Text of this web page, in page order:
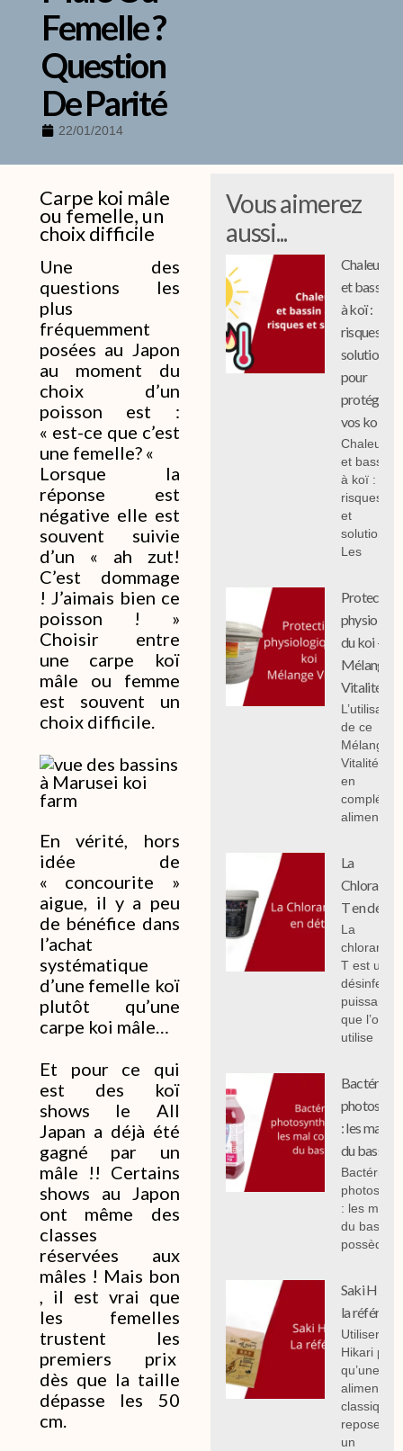
Femelle ?
Question
De Parité
22/01/2014
Carpe koi mâle
ou femelle, un
choix difficile
Une des
questions les
plus
fréquemment
posées au Japon
au moment du
choix d’un
poisson est :
« est-ce que c’est
une femelle? «
Lorsque la
réponse est
négative elle est
souvent suivie
d’un « ah zut!
C’est dommage
! J’aimais bien ce
poisson ! »
Choisir entre
une carpe koï
mâle ou femme
est souvent un
choix difficile.
En vérité, hors
idée de
« concourite »
aigue, il y a peu
de bénéfice dans
l’achat
systématique
d’une femelle koï
plutôt qu’une
carpe koi mâle…
Et pour ce qui
est des koï
shows le All
Japan a déjà été
gagné par un
mâle !! Certains
shows au Japon
ont même des
classes
réservées aux
mâles ! Mais bon
, il est vrai que
les femelles
trustent les
premiers prix
dès que la taille
dépasse les 50
cm.
Vous aimerez
aussi...
Chaleur
et bassin
à koï :
risques et
solutions
pour
protéger
vos koi
Chaleur
et bassin
à koï :
risques
et
solutions;
Les
Protection
du koi -
Mélange
Vitalité
L’utilisation
de ce
Mélange
Vitalité 1
en
alimentaire
La
T en détail
La
chloramine
T est un
puissant
que l’on
utilise
Bactéries
: les mal
du bassin.
Bactéries
: les mal
du bassin,
possèdent
Saki
la
Utiliser
Hikari
qu’une
classique
repose sur
un